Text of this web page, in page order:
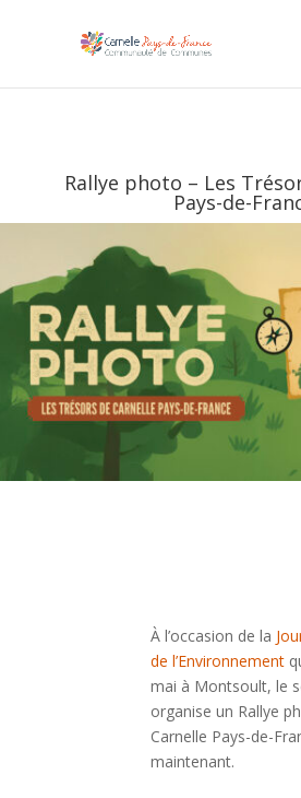
Rallye photo – Les
Pays-de-
À l’occasion de la
de l’Environnement
mai à Montsoult, le
organise un Rallye
Carnelle Pays-de-
maintenant.